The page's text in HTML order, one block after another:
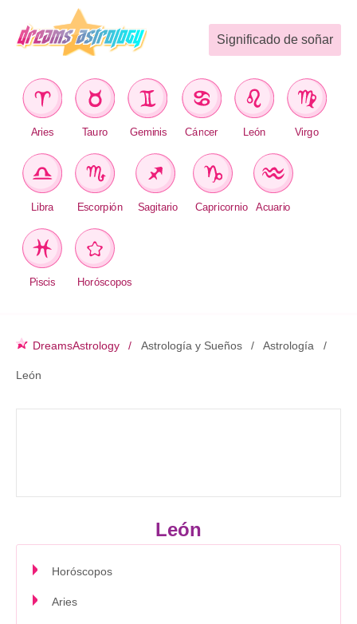
Significado de soñar
Aries Tauro Geminis Cáncer León Virgo
Libra Escorpión Sagitario Capricornio Acuario
Piscis Horóscopos
DreamsAstrology Astrología y Sueños Astrología
León
León
Horóscopos
Aries